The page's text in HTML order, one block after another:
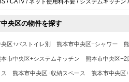
/ CATV / ネット使用料不要 / システムキッチン
央区の物件を探す
区+バストイレ別 熊本市中央区+シャワー
市中央区+システムキッチン 熊本市中央区+2
熊本市中央区+収納スペース 熊本市中央区